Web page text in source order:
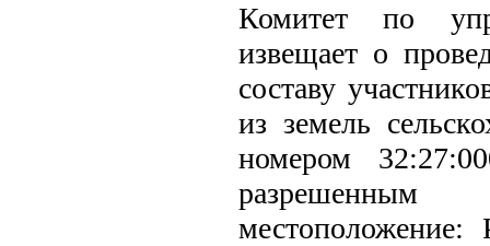
Комитет по
извещает о
составу
из земель
номером
разрешенным
местоположение: